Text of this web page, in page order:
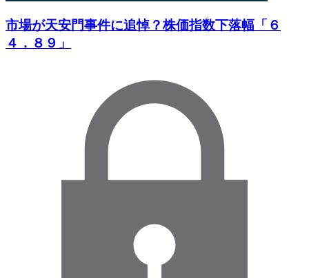
市場が天安門事件に追悼？株価指数下落幅「６
４．８９」